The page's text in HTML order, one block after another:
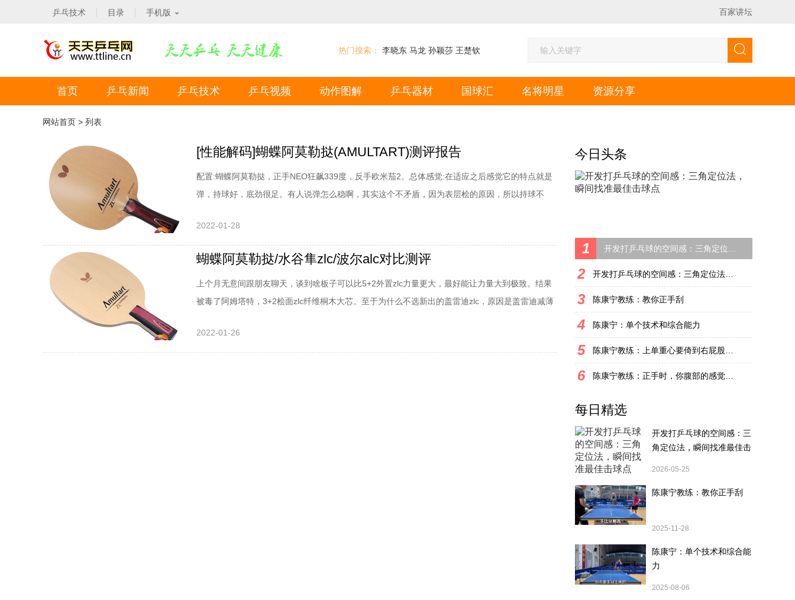
乒乓技术 目录 手机版 百家讲坛
热门搜索： 李晓东 马龙 孙颖莎 王楚钦
首页 乒乓新闻 乒乓技术 乒乓视频 动作图解 乒乓器材 国球汇 名将明星 资源分享
网站首页 > 列表
[性能解码]蝴蝶阿莫勒挞(AMULTART)测评报告
配置:蝴蝶阿莫勒挞，正手NEO狂飙339度，反手欧米茄2。总体感觉:在适应之后感觉它的特点就是
弹，持球好，底劲很足。有人说弹怎么稳啊，其实这个不矛盾，因为表层桧的原因，所以持球不
多以挑，拧为主，正手出机会的暴挑非常爽，不可言喻，由于稳定又不会失误过多。近台抢拉，抢
冲--没问题，好控制，能发挥出底劲和持球优异性，近
2022-01-28
蝴蝶阿莫勒挞/水谷隼zlc/波尔alc对比测评
上个月无意间跟朋友聊天，谈到啥板子可以比5+2外置zlc力量更大，最好能让力量大到极致。结果
被毒了阿姆塔特，3+2桧面zlc纤维桐木大芯。至于为什么不选新出的盖雷迪zlc，原因是盖雷迪减薄
更适合塑料球，但手柄实在是太丑，就转而选择了阿姆塔特。阿姆塔特这个板子没有停产，依然每
年都有行货，大概在2005年前后吧，两
2022-01-26
今日头条
1
2
3 陈康宁教练：教你正手刮
4 陈康宁：单个技术和综合能力
5
6
每日精选
开发打乒乓球的空间感：三
角定位法，瞬间找准最佳击
2026-05-25
陈康宁教练：教你正手刮
2025-11-28
陈康宁：单个技术和综合能
力
2025-08-06